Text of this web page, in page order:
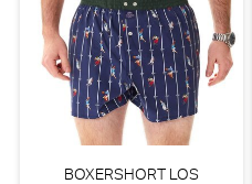
BOXERSHORT LOS